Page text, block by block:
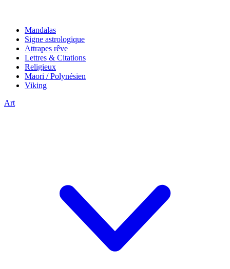
Mandalas
Signe astrologique
Attrapes rêve
Lettres & Citations
Religieux
Maori / Polynésien
Viking
Art